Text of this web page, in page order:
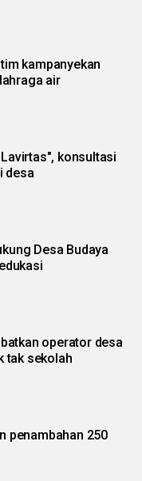
kampanyekan
air
konsultasi
desa
Desa Budaya
edukasi
operator desa
tak sekolah
penambahan 250